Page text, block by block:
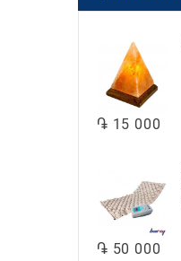
֏ 15 000
֏ 50 000